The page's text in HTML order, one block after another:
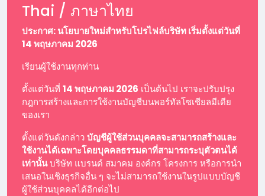
Thai / ภาษาไทย
ประกาศ: นโยบายใหม่สำหรับโปรไฟล์บริษัท เริ่มตั้งแต่วันที่
14 พฤษภาคม 2026
เรียนผู้ใช้งานทุกท่าน
ตั้งแต่วันที่ 14 พฤษภาคม 2026 เป็นต้นไป เราจะปรับปรุง
กฎการสร้างและการใช้งานบัญชีบนพอร์ทัลโซเชียลมีเดีย
ของเรา
ตั้งแต่วันดังกล่าวบัญชีผู้ใช้ส่วนบุคคลจะสามารถสร้างและ
ใช้งานได้เฉพาะโดยบุคคลธรรมดาที่สามารถระบุตัวตนได้
เท่านั้นบริษัท แบรนด์ สมาคม องค์กร โครงการ หรือการนำ
เสนอในเชิงธุรกิจอื่น ๆ จะไม่สามารถใช้งานในรูปแบบบัญชี
ผู้ใช้ส่วนบุคคลได้อีกต่อไป